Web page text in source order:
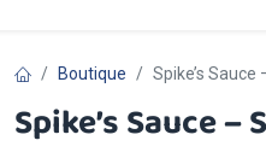
Boutique Spike’s Sauce
Spike’s Sauce